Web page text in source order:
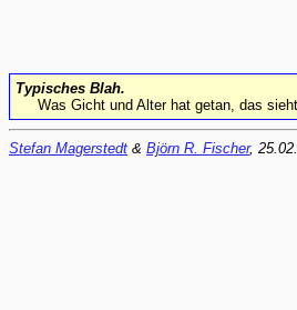
Typisches Blah.
Was Gicht und Alter hat getan, das
Stefan Magerstedt & Björn R. Fischer,